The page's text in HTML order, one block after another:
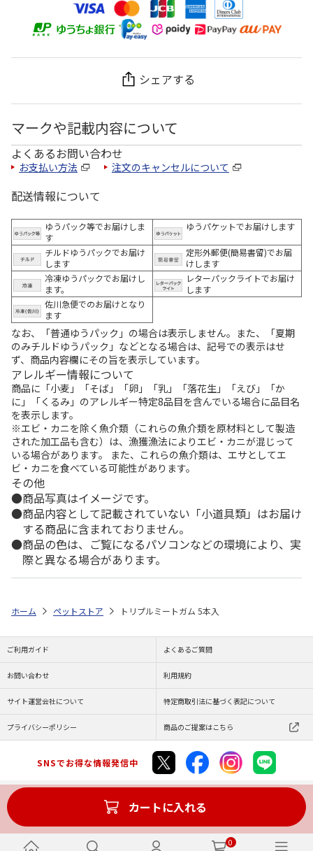
0
シェアする
マークや記載内容について
よくあるお問い合わせ
お支払い方法 注文のキャンセルについて
配送情報について
ゆうパック等でお届けしま
す
ゆうパケットでお届けします
チルドゆうパックでお届け
します
定形外郵便(簡易書留)でお届
けします
冷凍ゆうパックでお届けし
ます。
レターパックライトでお届け
します
佐川急便でのお届けとなり
ます
なお、「普通ゆうパック」の場合は表示しません。また、「夏期
のみチルドゆうパック」などとなる場合は、記号での表示はせ
ず、商品内容欄にその旨を表示しています。
アレルギー情報について
商品に「小麦」「そば」「卵」「乳」「落花生」「えび」「か
に」「くるみ」のアレルギー特定8品目を含んでいる場合に品目名
を表示します。
※エビ・カニを除く魚介類（これらの魚介類を原材料として製造
された加工品も含む）は、漁獲漁法によりエビ・カニが混じって
いる場合があります。 また、これらの魚介類は、エサとしてエ
ビ・カニを食べている可能性があります。
その他
商品写真はイメージです。
商品内容として記載されていない「小道具類」はお届け
する商品に含まれておりません。
商品の色は、ご覧になるパソコンなどの環境により、実
際と異なる場合があります。
カートに入れる
ホーム ペットストア トリプルミートガム 5本入
ご利用ガイド よくあるご質問
お問い合わせ 利用規約
サイト運営会社について 特定商取引法に基づく表記について
プライバシーポリシー 商品のご提案はこちら
SNSでお得な情報発信中